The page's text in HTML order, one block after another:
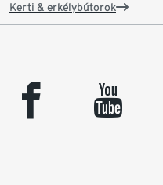
Kerti & erkélybútorok
facebook youtube